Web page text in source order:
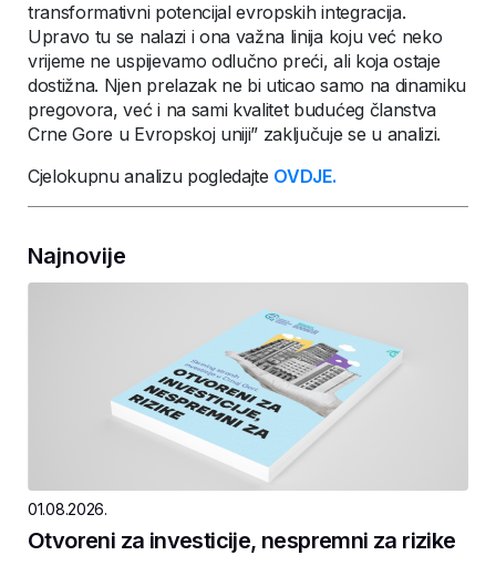
transformativni potencijal evropskih integracija.
Upravo tu se nalazi i ona važna linija koju već neko
vrijeme ne uspijevamo odlučno preći, ali koja ostaje
dostižna. Njen prelazak ne bi uticao samo na dinamiku
pregovora, već i na sami kvalitet budućeg članstva
Crne Gore u Evropskoj uniji” zaključuje se u analizi.
Cjelokupnu analizu pogledajte OVDJE.
Najnovije
01.08.2026.
Otvoreni za investicije, nespremni za rizike